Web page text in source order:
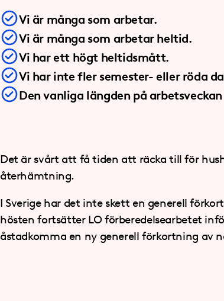
Vi är många som arbetar.
Vi är många som arbetar heltid.
Vi har ett högt heltidsmått.
Vi har inte fler semester- eller röda
Den vanliga längden på
Det är svårt att få tiden att räcka till för
återhämtning.
I Sverige har det inte skett en generell
hösten fortsätter LO förberedelsearbetet
åstadkomma en ny generell förkortning av